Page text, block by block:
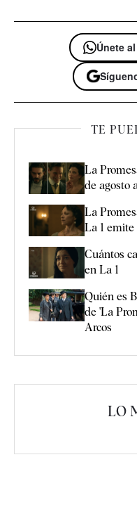
Únete
TE
La
de agosto
La
La 1 emite
Cuántos
en La 1
Quién es
de 'La
Arcos
LO